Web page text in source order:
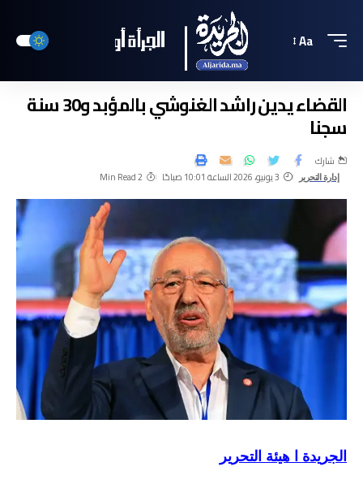
Aa
القضاء يدين راشد الغنوشي بالمؤبد و30 سنة
سجنا
إدارة التحرير 3 يونيو، 2026 الساعة 10:01 صباحًا 2 Min Read
شارك
الجريدة ا هيئة التحرير